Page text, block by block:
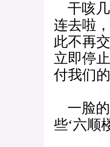
干咳几
连去啦
此不再
立即停
付我们
一脸的
些‘六顺